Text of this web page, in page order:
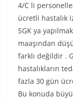
4/C li
ücretli hastalık
SGK ya
maaşından
farklı değildir .
hastalıkların
fazla 30 gün
Bu konuda